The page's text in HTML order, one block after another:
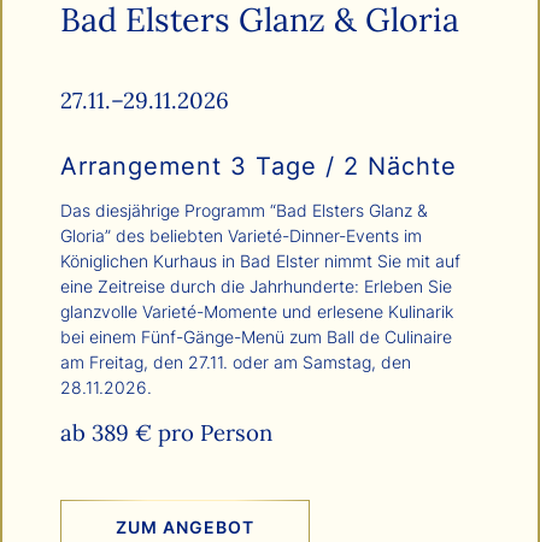
Christoph Koestlin
Think Art
Katharina Ziedek
Popeye Ben Kriemann
Martina Root-DJKT
Petr Nasic
Michael Zargarinejad
Christoph Beer
Igor Pastierovic
360 Grad
Fotolia_54295259_M
Bad Elsters Glanz & Gloria
27.11.–29.11.2026
Arrangement 3 Tage / 2 Nächte
Das diesjährige Programm “Bad Elsters Glanz &
Gloria” des beliebten Varieté-Dinner-Events im
Königlichen Kurhaus in Bad Elster nimmt Sie mit auf
eine Zeitreise durch die Jahrhunderte: Erleben Sie
glanzvolle Varieté-Momente und erlesene Kulinarik
bei einem Fünf-Gänge-Menü zum Ball de Culinaire
am Freitag, den 27.11. oder am Samstag, den
28.11.2026.
ab 389 € pro Person
ZUM ANGEBOT